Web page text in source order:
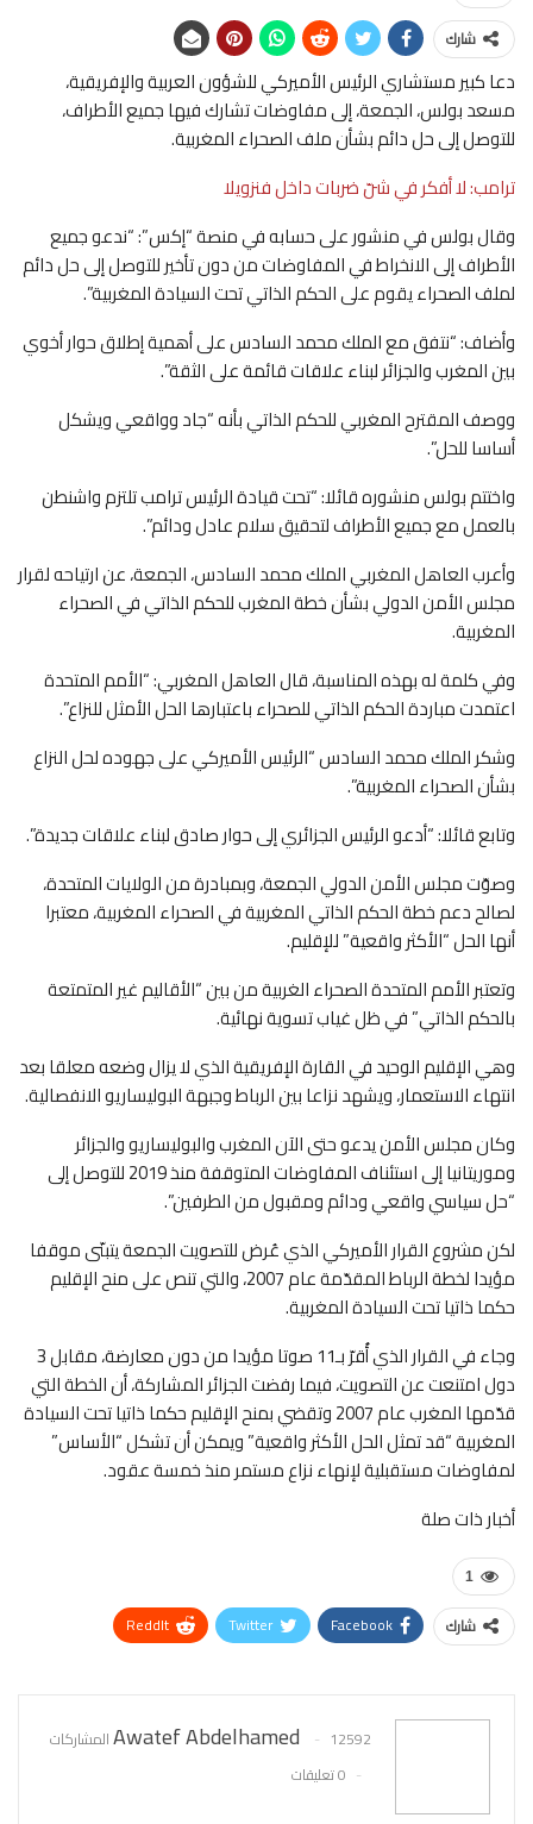
شارك
دعا كبير مستشاري الرئيس الأميركي للشؤون العربية والإفريقية،
مسعد بولس، الجمعة، إلى مفاوضات تشارك فيها جميع الأطراف،
للتوصل إلى حل دائم بشأن ملف الصحراء المغربية.
ترامب: لا أفكر في شنّ ضربات داخل فنزويلا
وقال بولس في منشور على حسابه في منصة “إكس”: “ندعو جميع
الأطراف إلى الانخراط في المفاوضات من دون تأخير للتوصل إلى حل دائم
لملف الصحراء يقوم على الحكم الذاتي تحت السيادة المغربية”.
وأضاف: “نتفق مع الملك محمد السادس على أهمية إطلاق حوار أخوي
بين المغرب والجزائر لبناء علاقات قائمة على الثقة”.
ووصف المقترح المغربي للحكم الذاتي بأنه “جاد وواقعي ويشكل
أساسا للحل”.
واختتم بولس منشوره قائلا: “تحت قيادة الرئيس ترامب تلتزم واشنطن
بالعمل مع جميع الأطراف لتحقيق سلام عادل ودائم”.
وأعرب العاهل المغربي الملك محمد السادس، الجمعة، عن ارتياحه لقرار
مجلس الأمن الدولي بشأن خطة المغرب للحكم الذاتي في الصحراء
المغربية.
وفي كلمة له بهذه المناسبة، قال العاهل المغربي: “الأمم المتحدة
اعتمدت مباردة الحكم الذاتي للصحراء باعتبارها الحل الأمثل للنزاع”.
وشكر الملك محمد السادس “الرئيس الأميركي على جهوده لحل النزاع
بشأن الصحراء المغربية”.
وتابع قائلا: “أدعو الرئيس الجزائري إلى حوار صادق لبناء علاقات جديدة”.
وصوّت مجلس الأمن الدولي الجمعة، وبمبادرة من الولايات المتحدة،
لصالح دعم خطة الحكم الذاتي المغربية في الصحراء المغربية، معتبرا
أنها الحل “الأكثر واقعية” للإقليم.
وتعتبر الأمم المتحدة الصحراء الغربية من بين “الأقاليم غير المتمتعة
بالحكم الذاتي” في ظل غياب تسوية نهائية.
وهي الإقليم الوحيد في القارة الإفريقية الذي لا يزال وضعه معلقا بعد
انتهاء الاستعمار، ويشهد نزاعا بين الرباط وجبهة البوليساريو الانفصالية.
وكان مجلس الأمن يدعو حتى الآن المغرب والبوليساريو والجزائر
وموريتانيا إلى استئناف المفاوضات المتوقفة منذ 2019 للتوصل إلى
“حل سياسي واقعي ودائم ومقبول من الطرفين”.
لكن مشروع القرار الأميركي الذي عُرض للتصويت الجمعة يتبنّى موقفا
مؤيدا لخطة الرباط المقدّمة عام 2007، والتي تنص على منح الإقليم
حكما ذاتيا تحت السيادة المغربية.
وجاء في القرار الذي أُقرّ بـ11 صوتا مؤيدا من دون معارضة، مقابل 3
دول امتنعت عن التصويت، فيما رفضت الجزائر المشاركة، أن الخطة التي
قدّمها المغرب عام 2007 وتقضي بمنح الإقليم حكما ذاتيا تحت السيادة
المغربية “قد تمثل الحل الأكثر واقعية” ويمكن أن تشكل “الأساس”
لمفاوضات مستقبلية لإنهاء نزاع مستمر منذ خمسة عقود.
أخبار ذات صلة
1
شارك Facebook
Twitter
ReddIt
Awatef Abdelhamed
12592 المشاركات
0 تعليقات